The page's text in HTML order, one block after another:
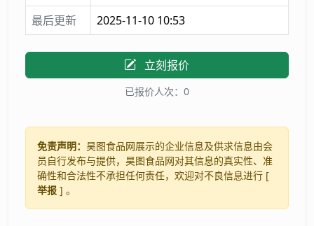
最后更新
2025-11-10 10:53
立刻报价
已报价人次：0
免责声明： 昊图食品网展示的企业信息及供求信息由会
员自行发布与提供，昊图食品网对其信息的真实性、准
确性和合法性不承担任何责任，欢迎对不良信息进行 [
举报 ] 。